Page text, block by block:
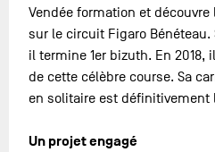
Vendée formation et
sur le circuit Figaro Bénéteau.
il termine 1er bizuth. En 2018,
de cette célèbre course. Sa
en solitaire est définitivement
Un projet engagé